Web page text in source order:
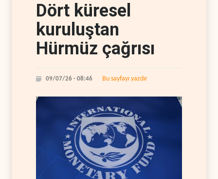
Dört küresel
kuruluştan
Hürmüz çağrısı
09/07/26 - 08:46 Bu sayfayı yazdır